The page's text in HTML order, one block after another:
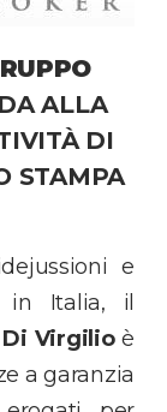
ALLA
DI
STAMPA
e
in Italia, il
Virgilioè
a garanzia